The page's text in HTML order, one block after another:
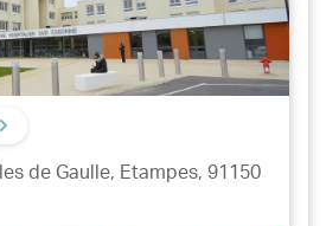
de Gaulle, Etampes, 91150